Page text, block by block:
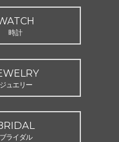
時計
ジュエリー
ブライダル